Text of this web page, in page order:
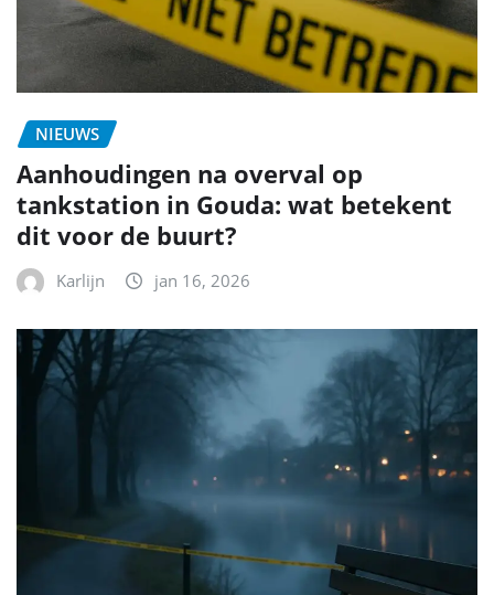
NIEUWS
Aanhoudingen na overval op
tankstation in Gouda: wat betekent
dit voor de buurt?
Karlijn jan 16, 2026